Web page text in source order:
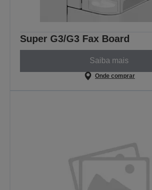
Super G3/G3 Fax Board
Saiba mais
Onde comprar